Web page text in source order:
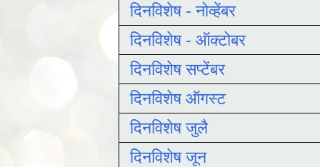
दिनविशेष - नोव्हेंबर
दिनविशेष - ऑक्टोबर
दिनविशेष सप्टेंबर
दिनविशेष ऑगस्ट
दिनविशेष जुलै
दिनविशेष जून